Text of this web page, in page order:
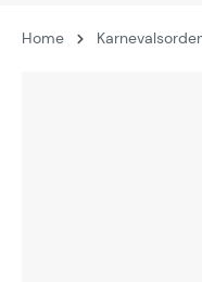
Home